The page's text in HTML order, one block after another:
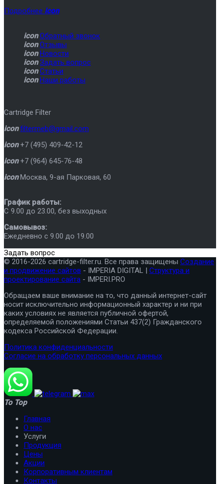
Подробнее icon
icon Обратный звонок
icon Отзывы
icon Новости
icon Задать вопрос
icon Статьи
icon Наши работы
Cartridge Filter
icon filtermeb@gmail.com
icon +7 (495) 409-42-12
icon +7 (964) 645-76-48
icon Москва, 9-ая Парковая, 60
График работы:
C 9.00 до 23.00, без выходных
Самовывоз:
Ежедневно с 9.00 до 19.00
Задать вопрос
© 2016-2026 cartridge-filter.ru. Все права защищены Создание
и продвижение сайтов - IMPERIA DIGITAL | Структура и
проектирование сайта - IMPERI.PRO
Обращаем ваше внимание на то, что данный интернет-сайт
носит исключительно информационный характер и ни при
каких условиях не является публичной офертой,
определяемой положениями Статьи 437(2) Гражданского
кодекса Российской Федерации.
Политика конфиденциальности
Согласие на обработку персональных данных
To Top
Главная
О нас
Услуги
Продукция
Цены
Акции
Корпоративным клиентам
Контакты